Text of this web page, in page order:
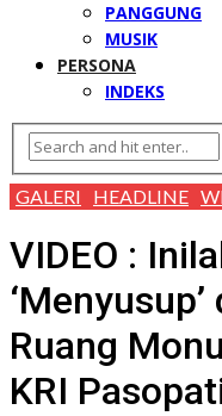
PANGGUNG
MUSIK
PERSONA
INDEKS
GALERI HEADLINE
VIDEO :
Ruang
KRI